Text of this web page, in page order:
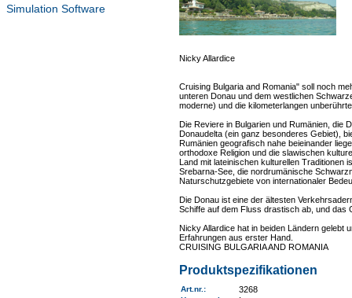
Simulation Software
Nicky Allardice
Cruising Bulgaria and Romania" soll noch
unteren Donau und dem westlichen
moderne) und die kilometerlangen
Die Reviere in Bulgarien und Rumänien, die
Donaudelta (ein ganz besonderes Gebiet),
Rumänien geografisch nahe beieinander
orthodoxe Religion und die slawischen
Land mit lateinischen kulturellen Traditionen
Srebarna-See, die nordrumänische
Naturschutzgebiete von internationaler
Die Donau ist eine der ältesten
Schiffe auf dem Fluss drastisch ab, und das
Nicky Allardice hat in beiden Ländern gelebt
Erfahrungen aus erster Hand.
CRUISING BULGARIA AND ROMANIA
Produktspezifikationen
Art.nr. : 3268